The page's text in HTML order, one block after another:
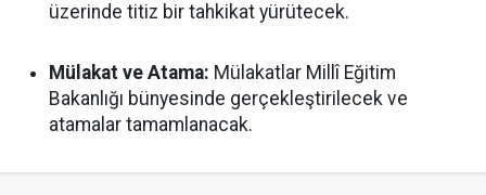
üzerinde titiz bir tahkikat yürütecek.
Mülakat ve Atama: Mülakatlar Millî Eğitim
Bakanlığı bünyesinde gerçekleştirilecek ve
atamalar tamamlanacak.